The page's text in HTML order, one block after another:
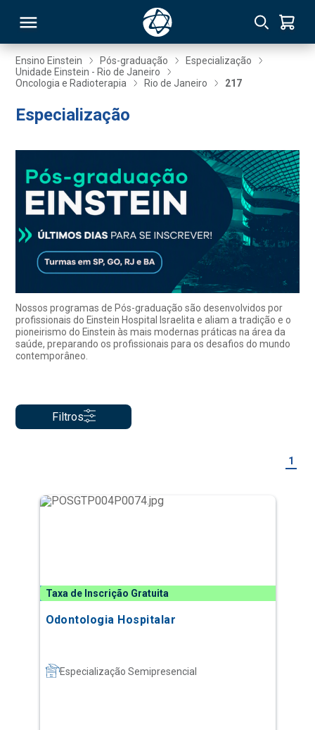
Ensino Einstein Pós-graduação
Especialização
Unidade Einstein - Rio de Janeiro
Oncologia e Radioterapia
Rio de Janeiro 217
Especialização
Nossos programas de Pós-graduação são desenvolvidos por
profissionais do Einstein Hospital Israelita e aliam a tradição e o
pioneirismo do Einstein às mais modernas práticas na área da
saúde, preparando os profissionais para os desafios do mundo
contemporâneo.
Filtros
1
Taxa de Inscrição Gratuita
Odontologia Hospitalar
Especialização Semipresencial